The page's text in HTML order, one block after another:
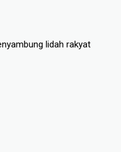
lidah rakyat